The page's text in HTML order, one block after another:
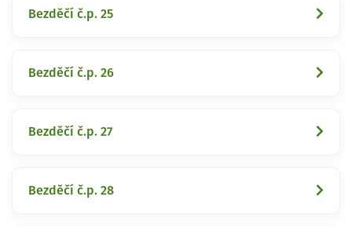
Bezděčí č.p. 25
Bezděčí č.p. 26
Bezděčí č.p. 27
Bezděčí č.p. 28